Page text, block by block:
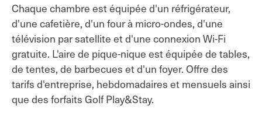
Chaque chambre est équipée d'un réfrigérateur,
d'une cafetière, d'un four à micro-ondes, d'une
télévision par satellite et d'une connexion Wi-Fi
gratuite. L'aire de pique-nique est équipée de tables,
de tentes, de barbecues et d'un foyer. Offre des
tarifs d'entreprise, hebdomadaires et mensuels ainsi
que des forfaits Golf Play&Stay.